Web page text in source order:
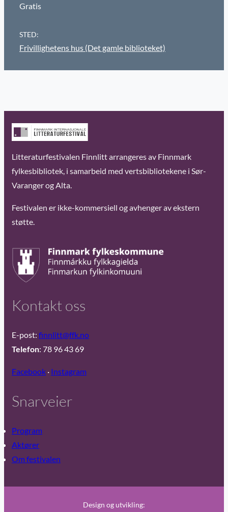
Gratis
STED:
Frivillighetens hus (Det gamle biblioteket)
Litteraturfestivalen Finnlitt arrangeres av Finnmark
fylkesbibliotek, i samarbeid med vertsbibliotekene i Sør-
Varanger og Alta.
Festivalen er ikke-kommersiell og avhenger av ekstern
støtte.
Kontakt oss
E-post: finnlitt@ffk.no
Telefon: 78 96 43 69
Facebook · Instagram
Snarveier
Program
Aktører
Om festivalen
Design og utvikling: